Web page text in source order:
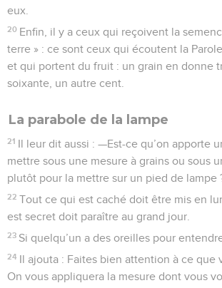
eux.
20 Enfin, il y a ceux qui reçoivent la
terre » : ce sont ceux qui écoutent la
et qui portent du fruit : un grain en donne
soixante, un autre cent.
La parabole de la lampe
21 Il leur dit aussi : —Est-ce qu’on apporte
mettre sous une mesure à grains ou sous
plutôt pour la mettre sur un pied de lampe
22 Tout ce qui est caché doit être mis en
est secret doit paraître au grand jour.
23 Si quelqu’un a des oreilles pour
24 Il ajouta : Faites bien attention à ce que
On vous appliquera la mesure dont vous